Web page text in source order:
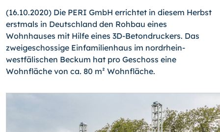
(16.10.2020) Die PERI GmbH errichtet in diesem Herbst
erstmals in Deutschland den Rohbau eines
Wohnhauses mit Hilfe eines 3D-Betondruckers. Das
zweigeschossige Einfamilienhaus im nordrhein-
westfälischen Beckum hat pro Geschoss eine
Wohnfläche von ca. 80 m² Wohnfläche.